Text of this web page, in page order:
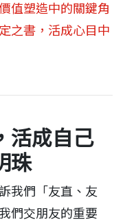
值塑造中的關鍵角
之書，活成心目中
活成自己
珠
我們「友直、友
們交朋友的重要